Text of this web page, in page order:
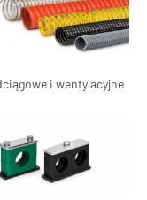
i wentylacyjne